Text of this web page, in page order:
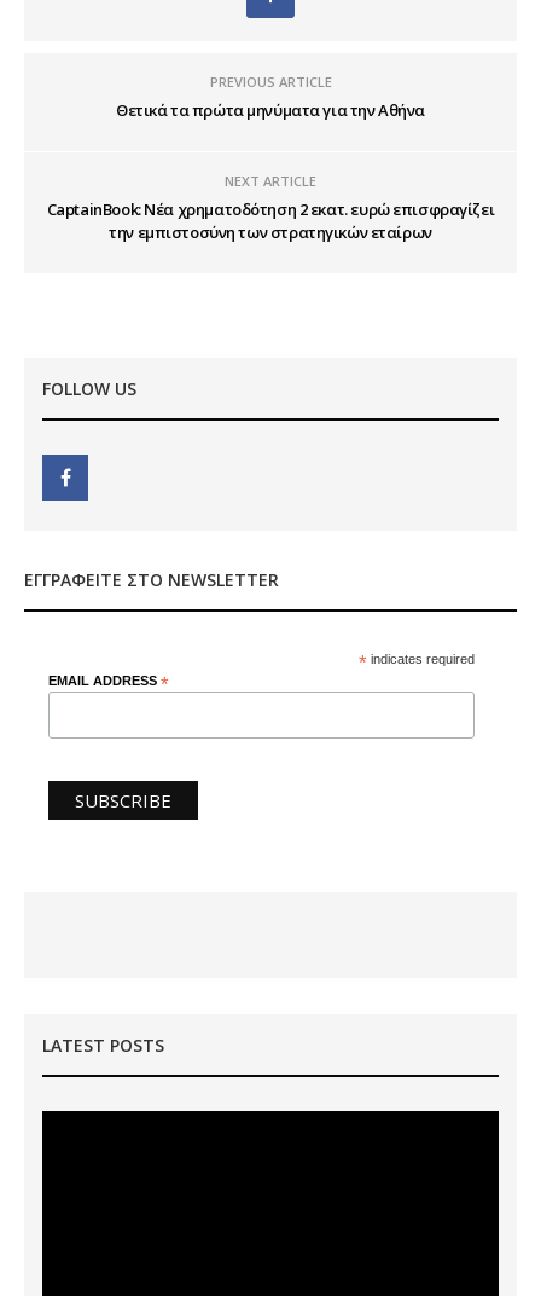
PREVIOUS ARTICLE
Θετικά τα πρώτα μηνύματα για την Αθήνα
NEXT ARTICLE
CaptainBook: Νέα χρηματοδότηση 2 εκατ. ευρώ επισφραγίζει
την εμπιστοσύνη των στρατηγικών εταίρων
FOLLOW US
ΕΓΓΡΑΦΕΊΤΕ ΣΤΟ NEWSLETTER
* indicates required
EMAIL ADDRESS *
LATEST POSTS